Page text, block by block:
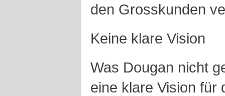
den Grosskunden
Keine klare Vision
Was Dougan nicht
eine klare Vision für